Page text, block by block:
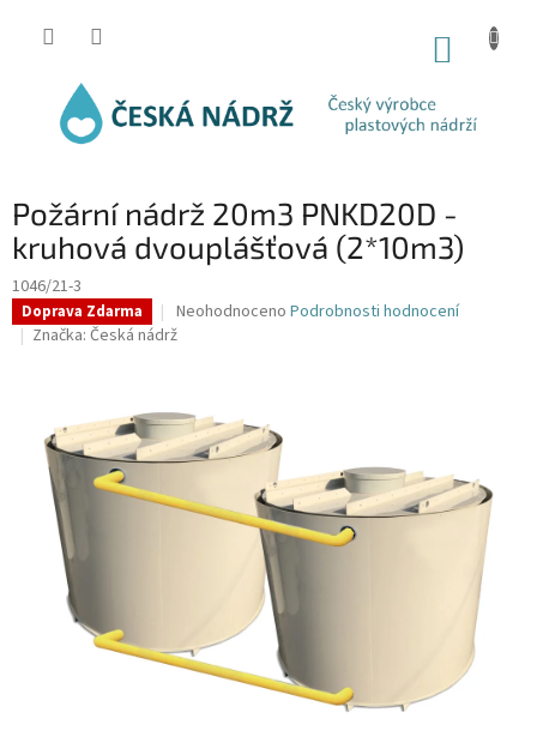
Požární nádrž 20m3 PNKD20D -
kruhová dvouplášťová (2*10m3)
1046/21-3
Doprava Zdarma
Průměrné
hodnocení
z
5
hvězdiček.
Neohodnoceno Podrobnosti hodnocení
Značka: Česká nádrž